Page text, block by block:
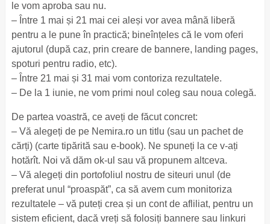
le vom aproba sau nu.
– Între 1 mai și 21 mai cei aleși vor avea mână liberă
pentru a le pune în practică; bineînțeles că le vom oferi
ajutorul (după caz, prin creare de bannere, landing pages,
spoturi pentru radio, etc).
– Între 21 mai și 31 mai vom contoriza rezultatele.
– De la 1 iunie, ne vom primi noul coleg sau noua colegă.
De partea voastră, ce aveți de făcut concret:
– Vă alegeți de pe Nemira.ro un titlu (sau un pachet de
cărți) (carte tipărită sau e-book). Ne spuneți la ce v-ați
hotărît. Noi vă dăm ok-ul sau vă propunem altceva.
– Vă alegeți din portofoliul nostru de siteuri unul (de
preferat unul “proaspăt”, ca să avem cum monitoriza
rezultatele – vă puteți crea și un cont de afliliat, pentru un
sistem eficient, dacă vreți să folosiți bannere sau linkuri